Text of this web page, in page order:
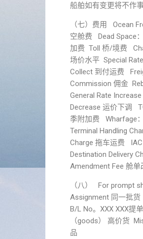
船舶如有变更将不作
（七）费用 Ocean
空舱费 Dead Space
加费 Toll 桥/境费
场价水平 Special
Collect 到付运费
Commission 佣金
General Rate
Decrease 运价下调
季附加费 Wharfage
Terminal Handling
Charge 拖车运费 IAC
Destination Delivery
Amendment Fee 舱
（八） For prompt
Assignment 同一批
B/L No。XXX XXX提
（goods） 高价货
品